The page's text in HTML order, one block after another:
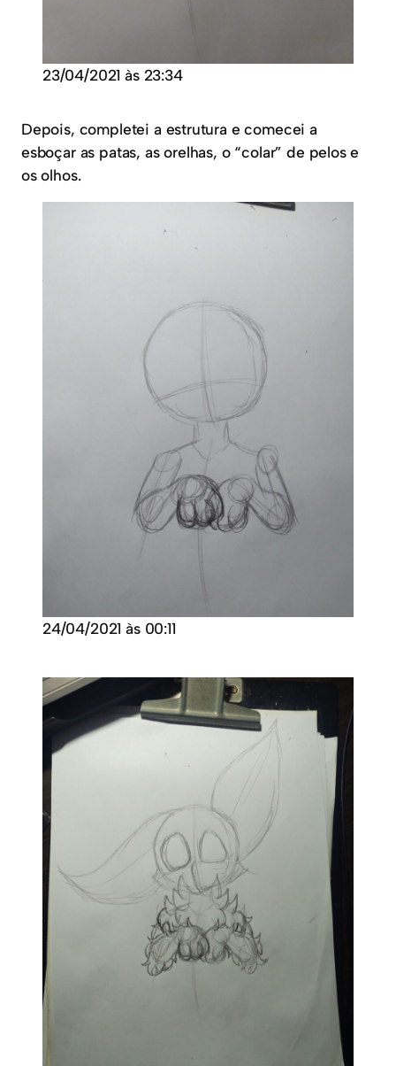
23/04/2021 às 23:34
Depois, completei a estrutura e comecei a
esboçar as patas, as orelhas, o “colar” de pelos e
os olhos.
24/04/2021 às 00:11